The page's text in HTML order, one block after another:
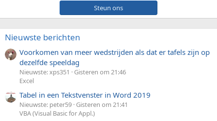
Steun ons
Nieuwste berichten
Voorkomen van meer wedstrijden als dat er tafels zijn op
dezelfde speeldag
Nieuwste: xps351
Gisteren om 21:46
Excel
Tabel in een Tekstvenster in Word 2019
Nieuwste: peter59 Gisteren om 21:41
VBA (Visual Basic for Appl.)